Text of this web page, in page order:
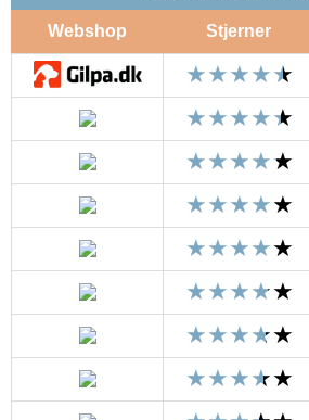
Webshop Stjerner